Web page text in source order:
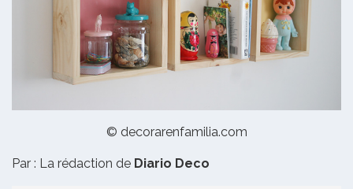
© decorarenfamilia.com
Par : La rédaction de Diario Deco